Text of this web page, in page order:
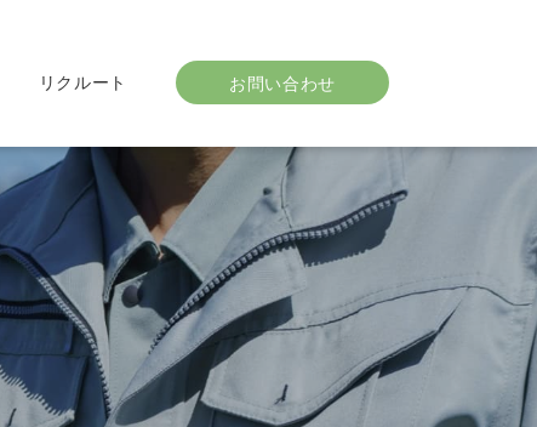
リクルート お問い合わせ